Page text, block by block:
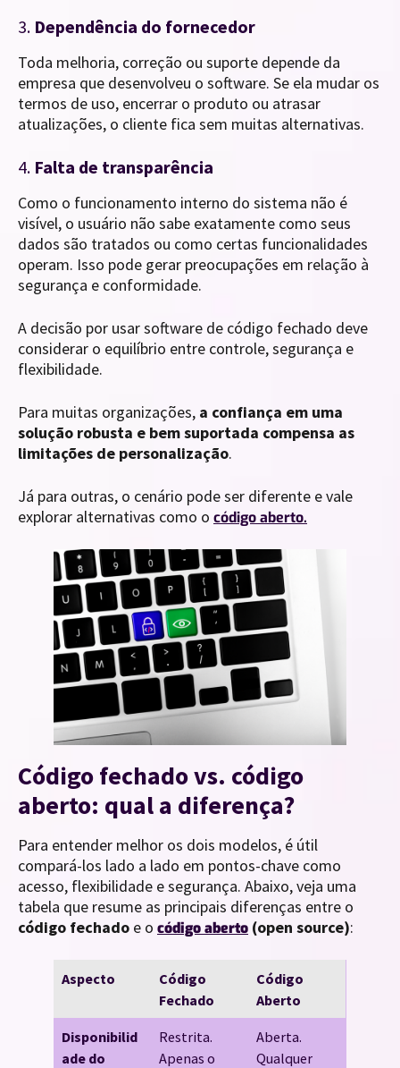
3. Dependência do fornecedor
Toda melhoria, correção ou suporte depende da
empresa que desenvolveu o software. Se ela mudar os
termos de uso, encerrar o produto ou atrasar
atualizações, o cliente fica sem muitas alternativas.
4. Falta de transparência
Como o funcionamento interno do sistema não é
visível, o usuário não sabe exatamente como seus
dados são tratados ou como certas funcionalidades
operam. Isso pode gerar preocupações em relação à
segurança e conformidade.
A decisão por usar software de código fechado deve
considerar o equilíbrio entre controle, segurança e
flexibilidade.
Para muitas organizações, a confiança em uma
solução robusta e bem suportada compensa as
limitações de personalização.
Já para outras, o cenário pode ser diferente e vale
explorar alternativas como o código aberto.
Código fechado vs. código
aberto: qual a diferença?
Para entender melhor os dois modelos, é útil
compará-los lado a lado em pontos-chave como
acesso, flexibilidade e segurança. Abaixo, veja uma
tabela que resume as principais diferenças entre o
código fechado e o código aberto (open source):
Aspecto
Código
Fechado
Código
Aberto
Disponibilid
ade do
Restrita.
Apenas o
Aberta.
Qualquer